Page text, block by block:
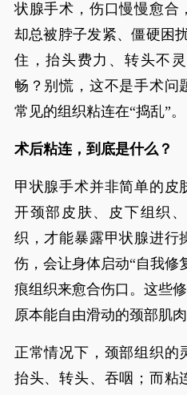
状腺手术，伤口慢慢愈合
却总被脖子发紧、僵硬
住，抬头费力、转头不
畅？别慌，这不是手术问
常见的组织粘连在“捣乱”。
术后粘连，到底是什么？
甲状腺手术并非简单的皮
开颈部皮肤、皮下组织
织，才能暴露甲状腺进行
伤，会让身体启动“自我修
痕组织来愈合伤口。这些
原本能自由滑动的颈部肌
正常情况下，颈部组织的
抬头、转头、吞咽；而粘